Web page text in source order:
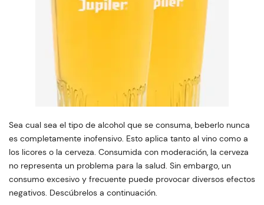
Sea cual sea el tipo de alcohol que se consuma, beberlo nunca
es completamente inofensivo. Esto aplica tanto al vino como a
los licores o la cerveza. Consumida con moderación, la cerveza
no representa un problema para la salud. Sin embargo, un
consumo excesivo y frecuente puede provocar diversos efectos
negativos. Descúbrelos a continuación.